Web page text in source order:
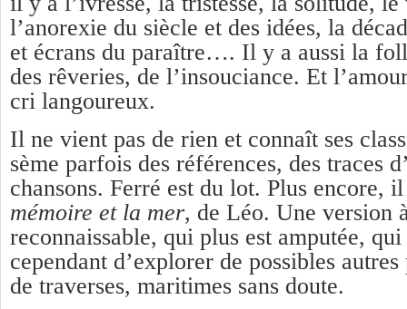
l’anorexie du siècle et des idées, la
et écrans du paraître…. Il y a aussi la
des rêveries, de l’insouciance. Et
cri langoureux.
Il ne vient pas de rien et connaît ses
sème parfois des références, des traces
chansons. Ferré est du lot. Plus encore,
mémoire et la mer, de Léo. Une version
reconnaissable, qui plus est amputée,
cependant d’explorer de possibles
de traverses, maritimes sans doute.